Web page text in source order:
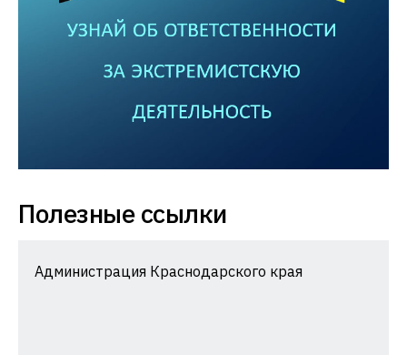
Полезные ссылки
Администрация Краснодарского края